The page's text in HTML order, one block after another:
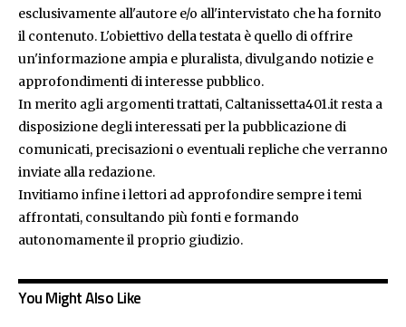
esclusivamente all'autore e/o all'intervistato che ha fornito
il contenuto. L'obiettivo della testata è quello di offrire
un'informazione ampia e pluralista, divulgando notizie e
approfondimenti di interesse pubblico.
In merito agli argomenti trattati, Caltanissetta401.it resta a
disposizione degli interessati per la pubblicazione di
comunicati, precisazioni o eventuali repliche che verranno
inviate alla redazione.
Invitiamo infine i lettori ad approfondire sempre i temi
affrontati, consultando più fonti e formando
autonomamente il proprio giudizio.
You Might Also Like